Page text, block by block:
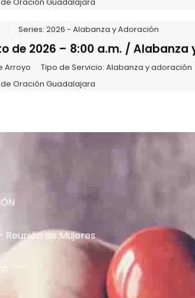
Series:2026 - Alabanza y Adoración
de 2026 – 8:00 a.m. / Alabanza
Arroyo Tipo de Servicio:Alabanza y adoración
Oración Guadalajara
Reunión de Mujeres